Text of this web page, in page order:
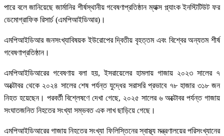
পারে বলে জানিয়েছে জার্মানির শীর্ষস্থানীয় গবেষণাপ্রতিষ্ঠান ম্যাক্স প্ল্যাংক ইনস্টিটিউট ফর
ডেমোগ্রাফিক রিসার্চ (এমপিআইডিআর)।
এমপিআইডিআর জনসংখ্যাবিষয়ক ইউরোপের দ্বিতীয় বৃহত্তম এবং বিশ্বের অন্যতম শীর্ষ
গবেষণাপ্রতিষ্ঠান।
এমপিআইডিআরের গবেষণায় বলা হয়, ইসরায়েলের হামলায় গাজায় ২০২৩ সালের ৭
অক্টোবর থেকে ২০২৪ সালের শেষ পর্যন্ত যুদ্ধের সরাসরি প্রভাবে ৭৮ হাজার ৩১৮ জন
নিহত হয়েছেন। পরবর্তী বিশ্লেষণে দেখা গেছে, ২০২৫ সালের ৬ অক্টোবর পর্যন্ত গাজায়
সংঘাতজনিত নিহতের সংখ্যা সম্ভবত এক লাখ ছাড়িয়ে গেছে।
এমপিআইডিআরের গাজায় নিহতের সংখ্যা ফিলিস্তিনের স্বাস্থ্য মন্ত্রণালয়ের পরিসংখ্যানের